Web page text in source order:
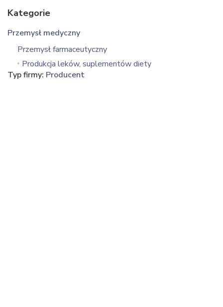
Kategorie
Przemysł medyczny
Przemysł farmaceutyczny
Produkcja leków, suplementów diety
Typ firmy: Producent